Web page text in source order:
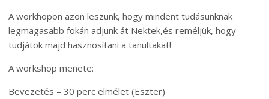
A workhopon azon leszünk, hogy mindent tudásunknak
legmagasabb fokán adjunk át Nektek,és reméljük, hogy
tudjátok majd hasznosítani a tanultakat!
A workshop menete:
Bevezetés – 30 perc elmélet (Eszter)